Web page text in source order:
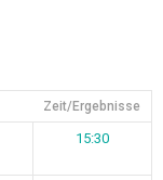
Zeit/Ergebnisse
15:30